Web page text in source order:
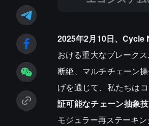
2025年2月10日、Cycle
おける重大なブレーク
断絶、マルチチェーン
げを通じて、私たちは
証可能なチェーン抽象
モジュラー再ステーキ